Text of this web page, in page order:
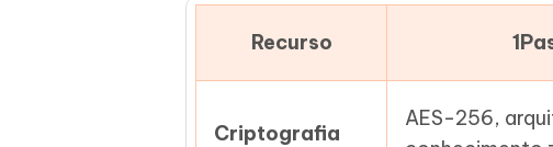
Recurso
Criptografia
AES-256,